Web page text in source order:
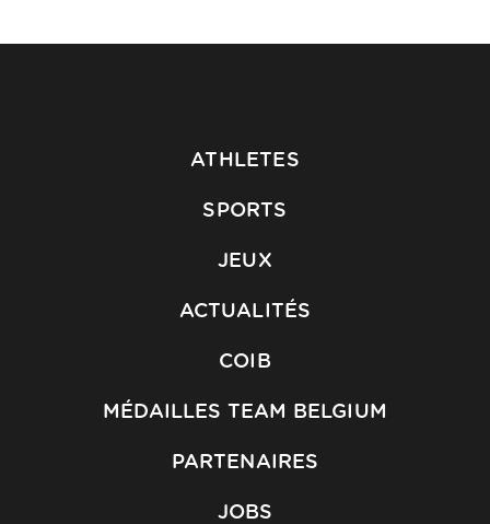
ATHLETES
SPORTS
JEUX
ACTUALITÉS
COIB
MÉDAILLES TEAM BELGIUM
PARTENAIRES
JOBS